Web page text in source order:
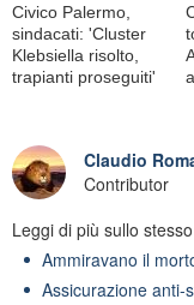
Civico Palermo,
sindacati: 'Cluster
Klebsiella risolto,
trapianti proseguiti'
Claudio
Contributor
Leggi di più sullo
Ammiravano il
Assicurazione anti-